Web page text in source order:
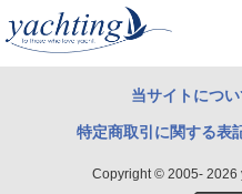
当サイトについ
特定商取引に関する表
Copyright © 2005- 2026